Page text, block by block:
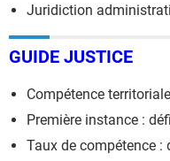
Juridiction
GUIDE JUSTICE
Compétence
Première instance :
Taux de compétence :